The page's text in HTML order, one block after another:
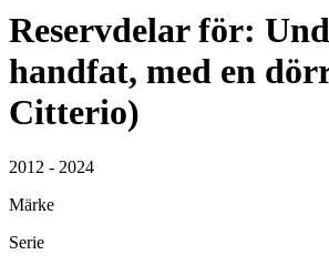
Reservdelar för:
handfat, med en
Citterio)
2012 - 2024
Märke
Serie